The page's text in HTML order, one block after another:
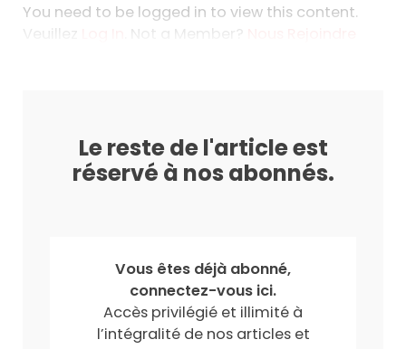
You need to be logged in to view this content.
Veuillez
. Not a Member?
Le reste de l'article est
réservé à nos abonnés.
Vous êtes déjà abonné,
connectez-vous ici.
Accès privilégié et illimité à
l’intégralité de nos articles et